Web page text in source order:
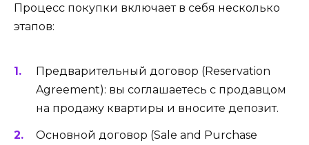
Процесс покупки включает в себя несколько
этапов:
Предварительный договор (Reservation
Agreement): вы соглашаетесь с продавцом
на продажу квартиры и вносите депозит.
Основной договор (Sale and Purchase